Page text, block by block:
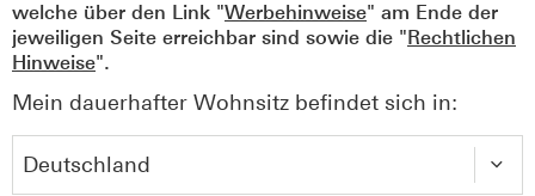
welche über den Link "Werbehinweise" am Ende der
jeweiligen Seite erreichbar sind sowie die "Rechtlichen
Hinweise".
Mein dauerhafter Wohnsitz befindet sich in: